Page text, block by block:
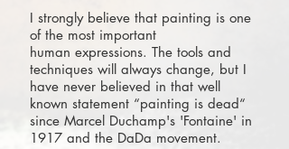
I strongly believe that painting is one
of the most important
human expressions. The tools and
techniques will always change, but I
have never believed in that well
known statement “painting is dead“
since Marcel Duchamp's 'Fontaine' in
1917 and the DaDa movement.